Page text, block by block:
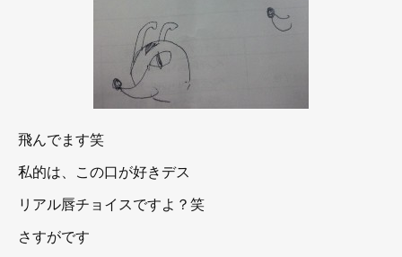
飛んでます笑
私的は、この口が好きデス
リアル唇チョイスですよ？笑
さすがです